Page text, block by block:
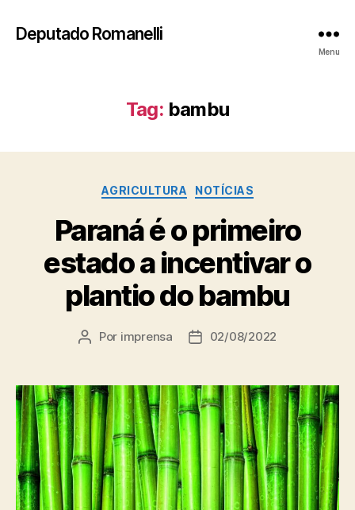
Deputado Romanelli
Menu
Tag: bambu
Categorias
AGRICULTURA NOTÍCIAS
Paraná é o primeiro
estado a incentivar o
plantio do bambu
Autor
Por imprensa
Data02/08/2022